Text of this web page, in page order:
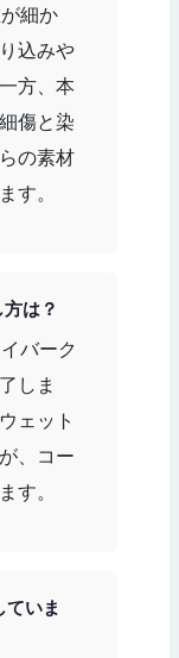
細か
込みや
方、本
傷と染
の素材
す。
は？
バーク
しま
ェット
、コー
す。
いま